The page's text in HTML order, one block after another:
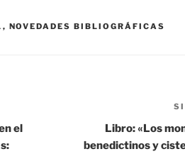
, NOVEDADES BIBLIOGRÁFICAS
el
Libro: «Los
benedictinos y